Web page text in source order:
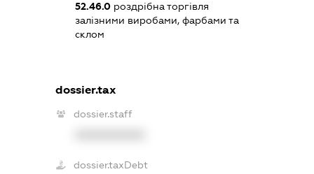
52.46.0 роздрібна торгівля
залізними виробами, фарбами та
склом
dossier.tax
dossier.staff
dossier.taxDebt